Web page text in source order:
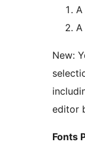
New:
editor
Fonts